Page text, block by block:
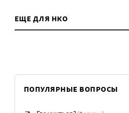
ЕЩЕ ДЛЯ НКО
ПОПУЛЯРНЫЕ ВОПРОСЫ